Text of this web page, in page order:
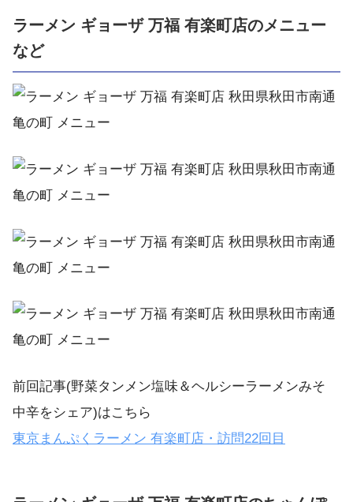
ラーメン ギョーザ 万福 有楽町店のメニュー
など
前回記事(野菜タンメン塩味＆ヘルシーラーメンみそ
中辛をシェア)はこちら
東京まんぷくラーメン 有楽町店・訪問22回目